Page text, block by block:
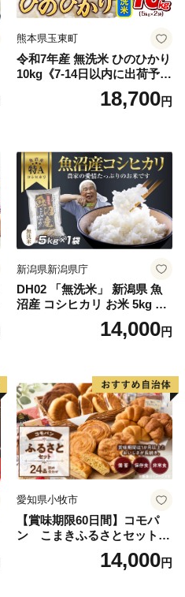
熊本県玉東町
令和7年産 無洗米 ひのひかり
10kg《7-14日以内に出荷予定
(土日祝除く)》コメ 米 無洗米
令和7年産 高レビュー｜人気
18,700円
新潟県新潟県庁
DH02 「無洗米」 新潟県 魚
沼産 コシヒカリ お米 5kg こ
しひかり 精米 米（お米の美
味しい炊き方ガイド付き）
14,000円
愛知県小牧市
【賞味期限60日間】コモパ
ン こまきふるさとセット
（24個入り）／災害用備蓄
保存食 非常食 防災グッズに
14,000円